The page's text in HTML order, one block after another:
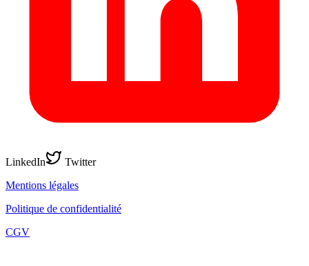
LinkedIn
Twitter
Mentions légales
Politique de confidentialité
CGV